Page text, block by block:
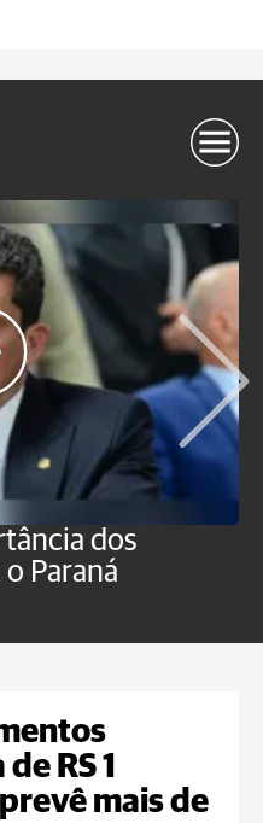
dos
Paraná
RS 1
mais de